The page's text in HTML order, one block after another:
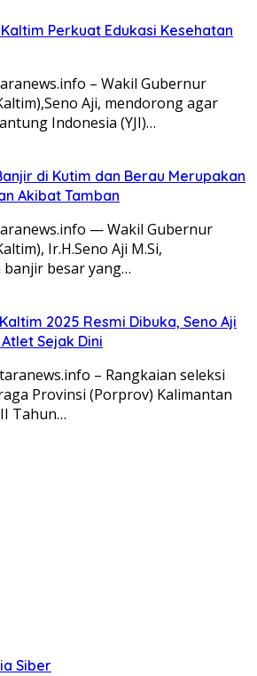
Perkuat Edukasi Kesehatan
– Wakil Gubernur
Aji, mendorong agar
Indonesia (YJI)…
di Kutim dan Berau Merupakan
Akibat Tamban
— Wakil Gubernur
Ir.H.Seno Aji M.Si,
banjir besar yang…
2025 Resmi Dibuka, Seno Aji
Sejak Dini
– Rangkaian seleksi
Provinsi (Porprov) Kalimantan
Tahun…
Siber